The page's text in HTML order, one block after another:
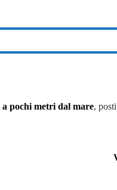
a pochi metri dal mare,